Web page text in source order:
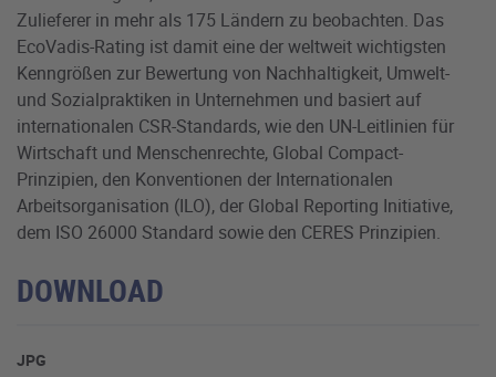
Zulieferer in mehr als 175 Ländern zu beobachten. Das
EcoVadis-Rating ist damit eine der weltweit wichtigsten
Kenngrößen zur Bewertung von Nachhaltigkeit, Umwelt-
und Sozialpraktiken in Unternehmen und basiert auf
internationalen CSR-Standards, wie den UN-Leitlinien für
Wirtschaft und Menschenrechte, Global Compact-
Prinzipien, den Konventionen der Internationalen
Arbeitsorganisation (ILO), der Global Reporting Initiative,
dem ISO 26000 Standard sowie den CERES Prinzipien.
DOWNLOAD
JPG